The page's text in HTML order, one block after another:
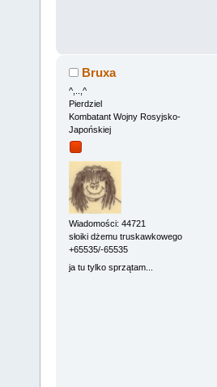
Bruxa
^,..,^
Pierdziel
Kombatant Wojny Rosyjsko-
Japońskiej
Wiadomości: 44721
słoiki dżemu truskawkowego
+65535/-65535
ja tu tylko sprzątam...